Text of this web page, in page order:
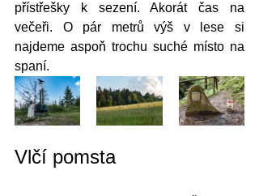
přístřešky k sezení. Akorát čas na
večeři. O pár metrů výš v lese si
najdeme aspoň trochu suché místo na
spaní.
Vlčí pomsta